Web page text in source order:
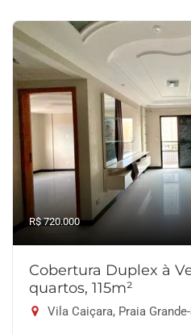
R$ 720.000
Cobertura Duplex à
quartos, 115m²
Vila Caiçara, Praia